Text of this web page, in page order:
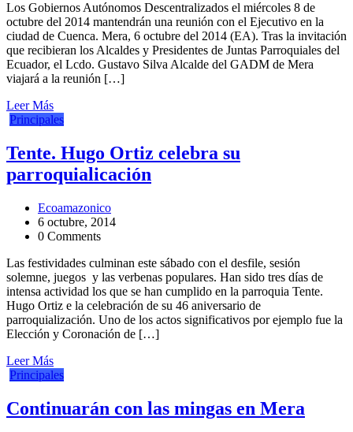
Los Gobiernos Autónomos Descentralizados el miércoles 8 de
octubre del 2014 mantendrán una reunión con el Ejecutivo en la
ciudad de Cuenca. Mera, 6 octubre del 2014 (EA). Tras la invitación
que recibieran los Alcaldes y Presidentes de Juntas Parroquiales del
Ecuador, el Lcdo. Gustavo Silva Alcalde del GADM de Mera
viajará a la reunión […]
Leer Más
Principales
Tente. Hugo Ortiz celebra su
parroquialicación
Ecoamazonico
6 octubre, 2014
0 Comments
Las festividades culminan este sábado con el desfile, sesión
solemne, juegos y las verbenas populares. Han sido tres días de
intensa actividad los que se han cumplido en la parroquia Tente.
Hugo Ortiz e la celebración de su 46 aniversario de
parroquialización. Uno de los actos significativos por ejemplo fue la
Elección y Coronación de […]
Leer Más
Principales
Continuarán con las mingas en Mera